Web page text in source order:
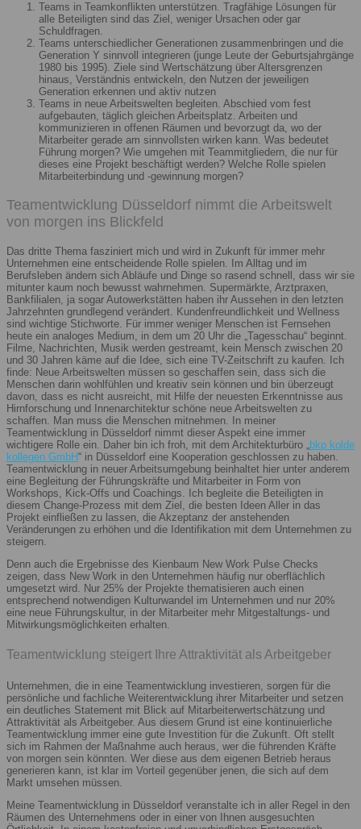
Teams in Teamkonflikten unterstützen. Tragfähige Lösungen für
alle Beteiligten sind das Ziel, weniger Ursachen oder gar
Schuldfragen.
Teams unterschiedlicher Generationen zusammenbringen und die
Generation Y sinnvoll integrieren (junge Leute der Geburtsjahrgänge
1980 bis 1995). Ziele sind Wertschätzung über Altersgrenzen
hinaus, Verständnis entwickeln, den Nutzen der jeweiligen
Generation erkennen und aktiv nutzen
Teams in neue Arbeitswelten begleiten. Abschied vom fest
aufgebauten, täglich gleichen Arbeitsplatz. Arbeiten und
kommunizieren in offenen Räumen und bevorzugt da, wo der
Mitarbeiter gerade am sinnvollsten wirken kann. Was bedeutet
Führung morgen? Wie umgehen mit Teammitgliedern, die nur für
dieses eine Projekt beschäftigt werden? Welche Rolle spielen
Mitarbeiterbindung und -gewinnung morgen?
Teamentwicklung Düsseldorf nimmt die Arbeitswelt
von morgen ins Blickfeld
Das dritte Thema fasziniert mich und wird in Zukunft für immer mehr
Unternehmen eine entscheidende Rolle spielen. Im Alltag und im
Berufsleben ändern sich Abläufe und Dinge so rasend schnell, dass wir sie
mitunter kaum noch bewusst wahrnehmen. Supermärkte, Arztpraxen,
Bankfilialen, ja sogar Autowerkstätten haben ihr Aussehen in den letzten
Jahrzehnten grundlegend verändert. Kundenfreundlichkeit und Wellness
sind wichtige Stichworte. Für immer weniger Menschen ist Fernsehen
heute ein analoges Medium, in dem um 20 Uhr die „Tagesschau“ beginnt.
Filme, Nachrichten, Musik werden gestreamt, kein Mensch zwischen 20
und 30 Jahren käme auf die Idee, sich eine TV-Zeitschrift zu kaufen. Ich
finde: Neue Arbeitswelten müssen so geschaffen sein, dass sich die
Menschen darin wohlfühlen und kreativ sein können und bin überzeugt
davon, dass es nicht ausreicht, mit Hilfe der neuesten Erkenntnisse aus
Hirnforschung und Innenarchitektur schöne neue Arbeitswelten zu
schaffen. Man muss die Menschen mitnehmen. In meiner
Teamentwicklung in Düsseldorf nimmt dieser Aspekt eine immer
wichtigere Rolle ein. Daher bin ich froh, mit dem Architekturbüro „bkp kolde
kollegen GmbH“ in Düsseldorf eine Kooperation geschlossen zu haben.
Teamentwicklung in neuer Arbeitsumgebung beinhaltet hier unter anderem
eine Begleitung der Führungskräfte und Mitarbeiter in Form von
Workshops, Kick-Offs und Coachings. Ich begleite die Beteiligten in
diesem Change-Prozess mit dem Ziel, die besten Ideen Aller in das
Projekt einfließen zu lassen, die Akzeptanz der anstehenden
Veränderungen zu erhöhen und die Identifikation mit dem Unternehmen zu
steigern.
Denn auch die Ergebnisse des Kienbaum New Work Pulse Checks
zeigen, dass New Work in den Unternehmen häufig nur oberflächlich
umgesetzt wird. Nur 25% der Projekte thematisieren auch einen
entsprechend notwendigen Kulturwandel im Unternehmen und nur 20%
eine neue Führungskultur, in der Mitarbeiter mehr Mitgestaltungs- und
Mitwirkungsmöglichkeiten erhalten.
Teamentwicklung steigert Ihre Attraktivität als Arbeitgeber
Unternehmen, die in eine Teamentwicklung investieren, sorgen für die
persönliche und fachliche Weiterentwicklung ihrer Mitarbeiter und setzen
ein deutliches Statement mit Blick auf Mitarbeiterwertschätzung und
Attraktivität als Arbeitgeber. Aus diesem Grund ist eine kontinuierliche
Teamentwicklung immer eine gute Investition für die Zukunft. Oft stellt
sich im Rahmen der Maßnahme auch heraus, wer die führenden Kräfte
von morgen sein könnten. Wer diese aus dem eigenen Betrieb heraus
generieren kann, ist klar im Vorteil gegenüber jenen, die sich auf dem
Markt umsehen müssen.
Meine Teamentwicklung in Düsseldorf veranstalte ich in aller Regel in den
Räumen des Unternehmens oder in einer von Ihnen ausgesuchten